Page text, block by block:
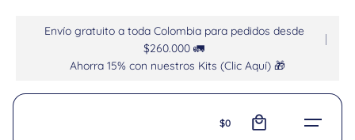
Envío gratuito a toda Colombia para pedidos desde
$260.000 🚛
Ahorra 15% con nuestros Kits (Clic Aquí) 🎁
$0